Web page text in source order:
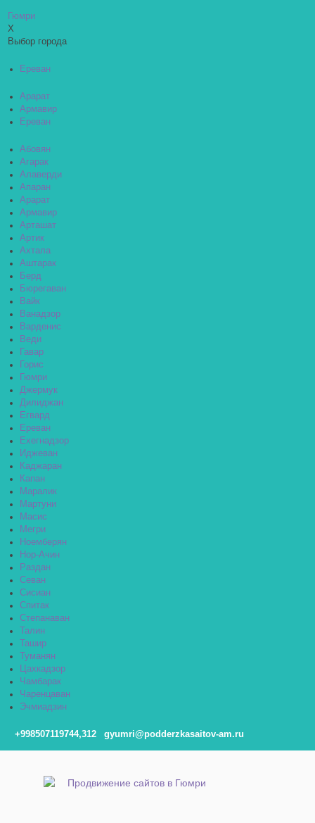
Гюмри
X
Выбор города
Ереван
Арарат
Армавир
Ереван
Абовян
Агарак
Алаверди
Апаран
Арарат
Армавир
Арташат
Артик
Ахтала
Аштарак
Берд
Бюрегаван
Вайк
Ванадзор
Варденис
Веди
Гавар
Горис
Гюмри
Джермук
Дилиджан
Егвард
Ереван
Ехегнадзор
Иджеван
Каджаран
Капан
Маралик
Мартуни
Масис
Мегри
Ноемберян
Нор-Ачин
Раздан
Севан
Сисиан
Спитак
Степанаван
Талин
Ташир
Туманян
Цахкадзор
Чамбарак
Чаренцаван
Эчмиадзин
+998507119744,312 gyumri@podderzkasaitov-am.ru